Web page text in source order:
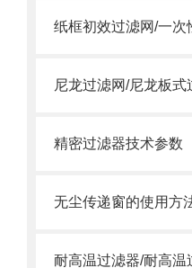
精密过滤器技术参数
无尘传递窗的使用方